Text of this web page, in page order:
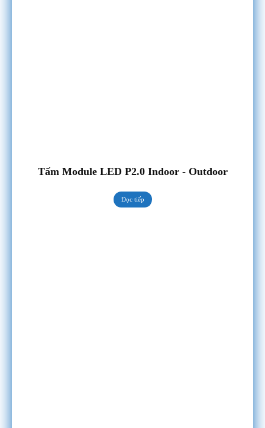
Tấm Module LED P2.0 Indoor - Outdoor
Đọc tiếp